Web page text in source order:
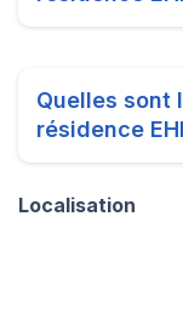
Quelles sont
résidence
Localisation